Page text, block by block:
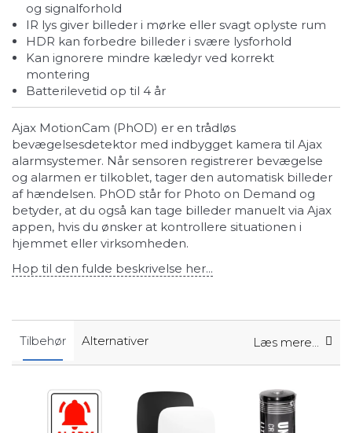
og signalforhold
IR lys giver billeder i mørke eller svagt oplyste rum
HDR kan forbedre billeder i svære lysforhold
Kan ignorere mindre kæledyr ved korrekt
montering
Batterilevetid op til 4 år
Ajax MotionCam (PhOD) er en trådløs
bevægelsesdetektor med indbygget kamera til Ajax
alarmsystemer. Når sensoren registrerer bevægelse
og alarmen er tilkoblet, tager den automatisk billeder
af hændelsen. PhOD står for Photo on Demand og
betyder, at du også kan tage billeder manuelt via Ajax
appen, hvis du ønsker at kontrollere situationen i
hjemmet eller virksomheden.
Hop til den fulde beskrivelse her...
Læs mere...
Tilbehør Alternativer